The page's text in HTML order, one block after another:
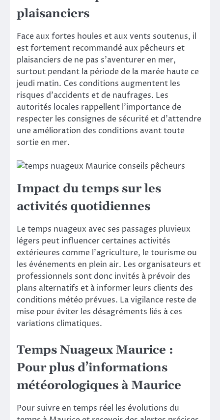
plaisanciers
Face aux fortes houles et aux vents soutenus, il
est fortement recommandé aux pêcheurs et
plaisanciers de ne pas s’aventurer en mer,
surtout pendant la période de la marée haute ce
jeudi matin. Ces conditions augmentent les
risques d’accidents et de naufrages. Les
autorités locales rappellent l’importance de
respecter les consignes de sécurité et d’attendre
une amélioration des conditions avant toute
sortie en mer.
Impact du temps sur les
activités quotidiennes
Le temps nuageux avec ses passages pluvieux
légers peut influencer certaines activités
extérieures comme l’agriculture, le tourisme ou
les événements en plein air. Les organisateurs et
professionnels sont donc invités à prévoir des
plans alternatifs et à informer leurs clients des
conditions météo prévues. La vigilance reste de
mise pour éviter les désagréments liés à ces
variations climatiques.
Temps Nuageux Maurice :
Pour plus d’informations
météorologiques à Maurice
Pour suivre en temps réel les évolutions du